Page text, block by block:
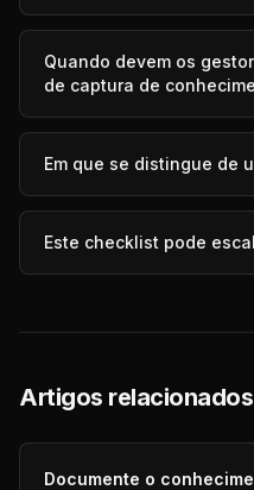
Quando devem os
de captura de
Em que se distingue de
Este checklist pode
Artigos relacionados
Documente o